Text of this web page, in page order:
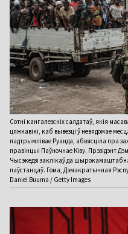
Сотні кангалезскіх салдатаў, якія
цяжкавікі, каб вывезці ў невядомае
падтрымлівае Руанда, абвясціла пра
правінцыі Паўночнае Ківу. Прэзідэнт
Чысэкедзі заклікаў да
паўстанцаў. Гома, Дэмакратычная
Daniel Buuma / Getty Images